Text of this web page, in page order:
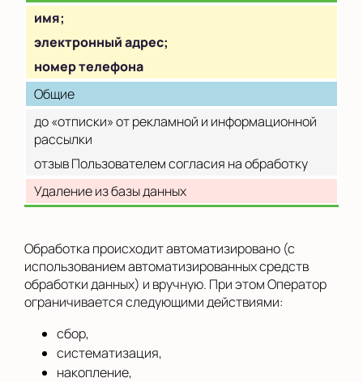
имя;
электронный адрес;
номер телефона
Общие
до «отписки» от рекламной и информационной
рассылки
отзыв Пользователем согласия на обработку
Удаление из базы данных
Обработка происходит автоматизировано (с
использованием автоматизированных средств
обработки данных) и вручную. При этом Оператор
ограничивается следующими действиями:
сбор,
систематизация,
накопление,